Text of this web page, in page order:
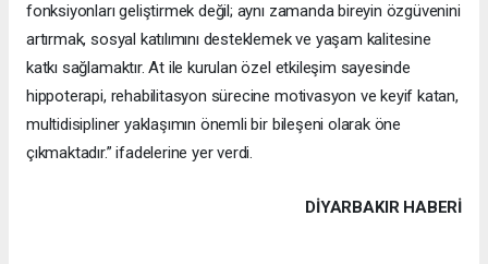
fonksiyonları geliştirmek değil; aynı zamanda bireyin özgüvenini
artırmak, sosyal katılımını desteklemek ve yaşam kalitesine
katkı sağlamaktır. At ile kurulan özel etkileşim sayesinde
hippoterapi, rehabilitasyon sürecine motivasyon ve keyif katan,
multidisipliner yaklaşımın önemli bir bileşeni olarak öne
çıkmaktadır.” ifadelerine yer verdi.
DIYARBAKIR HABERİ